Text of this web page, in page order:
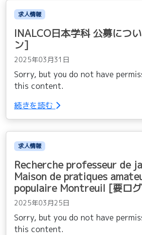
求人情報
INALCO日本学科 公募につ
ン]
2025年03月31日
Sorry, but you do not have
this content.
続きを読む
求人情報
Recherche professeur de
Maison de pratiques
populaire Montreuil [要ロ
2025年03月25日
Sorry, but you do not have
this content.